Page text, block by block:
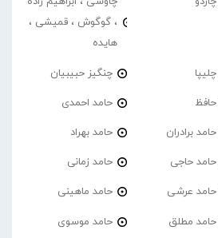
، گوگوش ، قمیشی ،
هایده
چلیپا چنگیز حبیبیان
حافظ حامد احمدی
حامد برادران حامد بهراد
حامد حاجی حامد زمانی
حامد عرشی حامد ماهینی
حامد مطلق حامد موسوی